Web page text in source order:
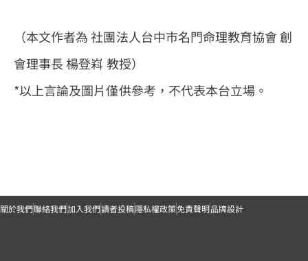
（本文作者為 社團法人台中市名門命理教育協會 創
會理事長 楊登嵙 教授）
*以上言論及圖片僅供參考，不代表本台立場。
關於我們聯絡我們加入我們讀者投稿隱私權政策免責聲明品牌設計